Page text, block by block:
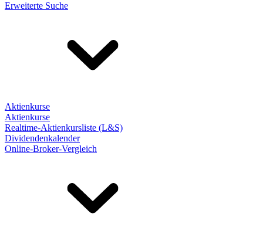
Erweiterte Suche
Aktienkurse
Aktienkurse
Realtime-Aktienkursliste (L&S)
Dividendenkalender
Online-Broker-Vergleich